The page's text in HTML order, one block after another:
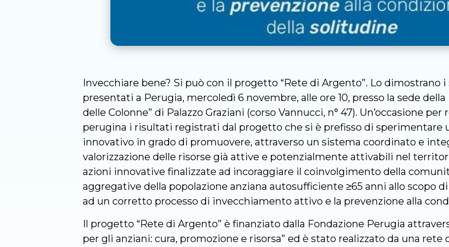
Invecchiare bene? Si può con il progetto “Rete di Argento”. Lo dimostrano
presentati a Perugia, mercoledì 6 novembre, alle ore 10, presso la sede della
delle Colonne” di Palazzo Graziani (corso Vannucci, n° 47). Un’occasione
perugina i risultati registrati dal progetto che si è prefisso di sperimentare
innovativo in grado di promuovere, attraverso un sistema coordinato e
valorizzazione delle risorse già attive e potenzialmente attivabili nel
azioni innovative finalizzate ad incoraggiare il coinvolgimento della
aggregative della popolazione anziana autosufficiente ≥65 anni allo scopo
ad un corretto processo di invecchiamento attivo e la prevenzione alla
Il progetto “Rete di Argento” è finanziato dalla Fondazione Perugia
per gli anziani: cura, promozione e risorsa” ed è stato realizzato da una